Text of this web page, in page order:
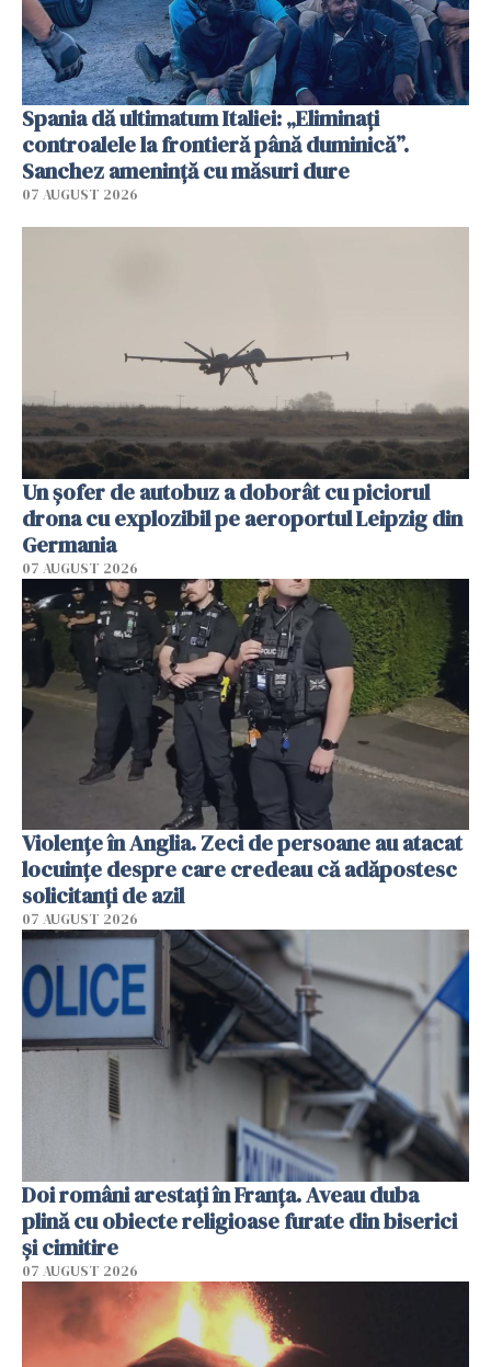
Spania dă ultimatum Italiei: „Eliminați
controalele la frontieră până duminică”.
Sanchez amenință cu măsuri dure
07 AUGUST 2026
Un șofer de autobuz a doborât cu piciorul
drona cu explozibil pe aeroportul Leipzig din
Germania
07 AUGUST 2026
Violenţe în Anglia. Zeci de persoane au atacat
locuinţe despre care credeau că adăpostesc
solicitanţi de azil
07 AUGUST 2026
Doi români arestați în Franța. Aveau duba
plină cu obiecte religioase furate din biserici
și cimitire
07 AUGUST 2026